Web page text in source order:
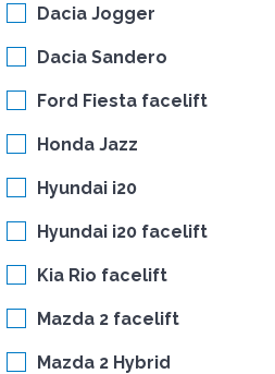
Dacia Jogger
Dacia Sandero
Ford Fiesta facelift
Honda Jazz
Hyundai i20
Hyundai i20 facelift
Kia Rio facelift
Mazda 2 facelift
Mazda 2 Hybrid